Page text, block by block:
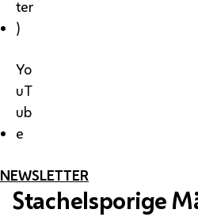
ter
)
Yo
uT
ub
e
NEWSLETTER
Stachelsporige